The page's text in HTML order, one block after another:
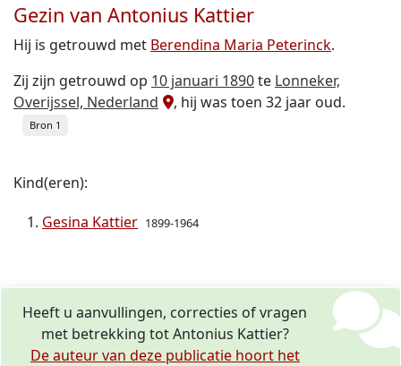
Gezin van Antonius Kattier
Hij is getrouwd met Berendina Maria Peterinck.
Zij zijn getrouwd op 10 januari 1890te Lonneker,
Overijssel, Nederland
, hij was toen 32 jaar oud.
Bron 1
Kind(eren):
Gesina Kattier 1899-1964
Heeft u aanvullingen, correcties of vragen
met betrekking tot Antonius Kattier?
De auteur van deze publicatie hoort het